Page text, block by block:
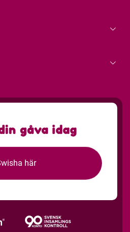
gåva idag
här